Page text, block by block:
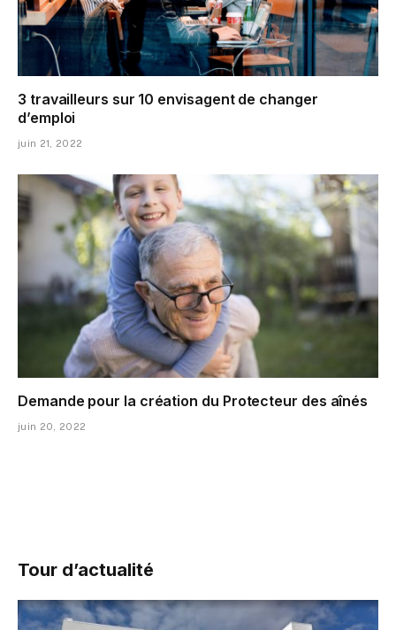
3 travailleurs sur 10 envisagent de changer
d’emploi
juin 21, 2022
Demande pour la création du Protecteur des aînés
juin 20, 2022
Tour d’actualité